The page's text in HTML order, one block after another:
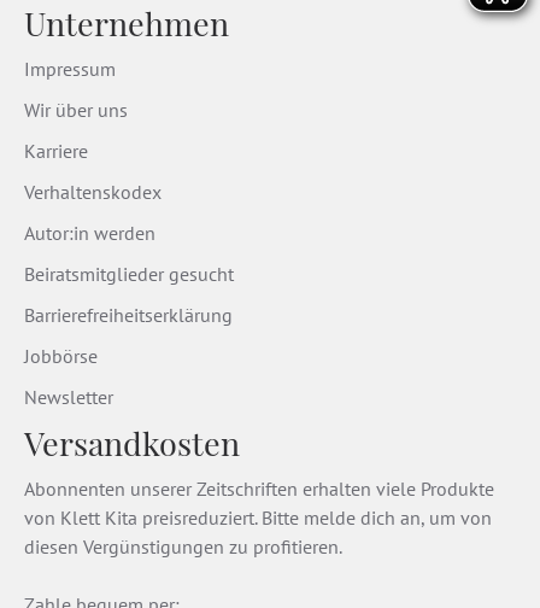
Unternehmen
Impressum
Wir über uns
Karriere
Verhaltenskodex
Autor:in werden
Beiratsmitglieder gesucht
Barrierefreiheitserklärung
Jobbörse
Newsletter
Versandkosten
Abonnenten unserer Zeitschriften erhalten viele Produkte
von Klett Kita preisreduziert. Bitte melde dich an, um von
diesen Vergünstigungen zu profitieren.